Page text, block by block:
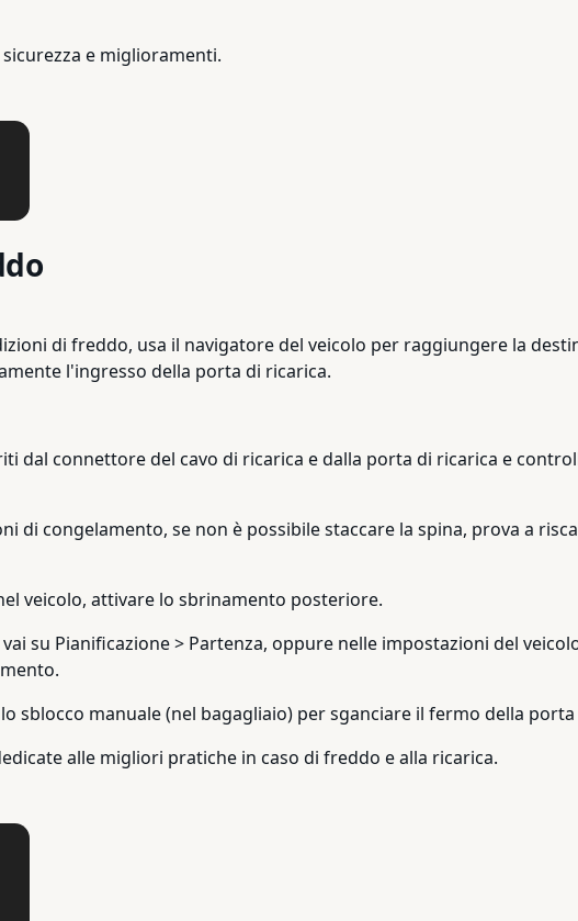
e miglioramenti.
di freddo, usa il navigatore del veicolo per raggiungere la
l'ingresso della porta di ricarica.
dal connettore del cavo di ricarica e dalla porta di ricarica e
di congelamento, se non è possibile staccare la spina, prova a
veicolo, attivare lo sbrinamento posteriore.
su Pianificazione > Partenza, oppure nelle impostazioni del
sblocco manuale (nel bagagliaio) per sganciare il fermo della
alle migliori pratiche in caso di freddo e alla ricarica.